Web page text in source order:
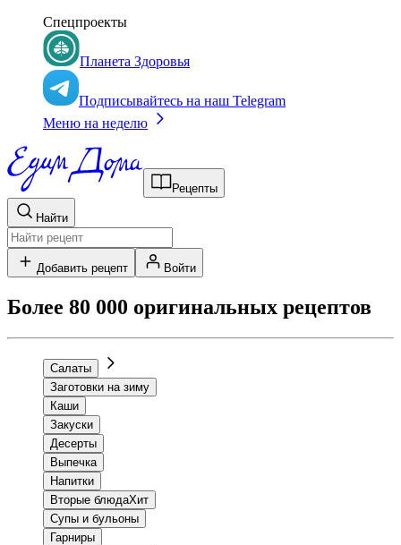
Спецпроекты
Планета Здоровья
Подписывайтесь на наш Telegram
Меню на неделю
Рецепты
Найти
Добавить рецепт Войти
Более 80 000 оригинальных рецептов
Салаты
Заготовки на зиму
Каши
Закуски
Десерты
Выпечка
Напитки
Вторые блюдаХит
Супы и бульоны
Гарниры